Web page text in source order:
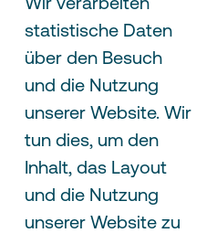
statistische Daten
über den Besuch
und die Nutzung
unserer Website. Wir
tun dies, um den
Inhalt, das Layout
und die Nutzung
unserer Website zu